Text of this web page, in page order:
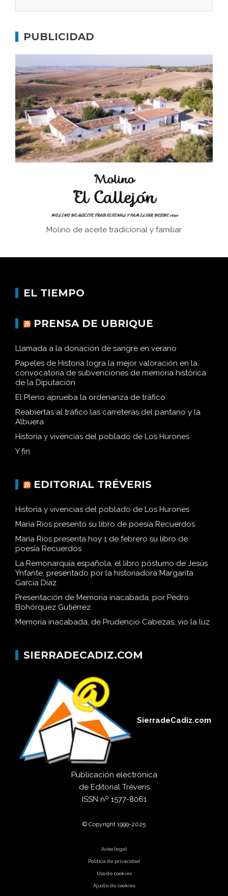
Don Perafán de Ribera y sus fundaciones de
El Frente Popular. Ubrique, febrero-julio 1936
Juntar las letras. La alfabetización en el campo: del
afán de saber a la autogestión
Historia y vivencias del poblado de Los Hurones
PUBLICIDAD
Molino de aceite tradicional y familiar
EL TIEMPO
PRENSA DE UBRIQUE
Llamada a la donación de sangre en verano
Papeles de Historia logra la mejor valoración en la
convocatoria de subvenciones de memoria histórica
de la Diputación
El Pleno aprueba la ordenanza de tráfico
Reabiertas al tráfico las carreteras del pantano y la
Albuera
Historia y vivencias del poblado de Los Hurones
Y fin
EDITORIAL TRÉVERIS
Historia y vivencias del poblado de Los Hurones
María Ríos presentó su libro de poesía Recuerdos
María Ríos presenta hoy 1 de febrero su libro de
poesía Recuerdos
La Remonarquía española, el libro póstumo de Jesús
Ynfante, presentado por la historiadora Margarita
García Díaz
Presentación de Memoria inacabada, por Pedro
Bohórquez Gutiérrez
Memoria inacabada, de Prudencio Cabezas, vio la luz
SIERRADECADIZ.COM
SierradeCadiz.com
Publicación electrónica
de Editorial Tréveris
ISSN nº 1577-8061
© Copyright 1999-2025
Aviso legal
Política de privacidad
Uso de cookies
Ajuste de cookies